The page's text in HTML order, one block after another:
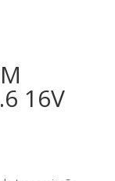
16V